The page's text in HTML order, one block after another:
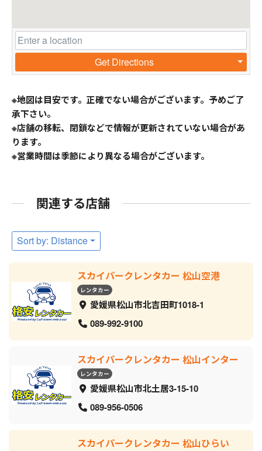
Get Directions
※地図は目安です。正確でない場合がございます。予めご了
承下さい。
※店舗の移転、閉鎖などで情報が更新されていない場合があ
ります。
※営業時間は季節により異なる場合がございます。
関連する店舗
Sort by: Distance
スカイパークレンタカー 松山空港
レンタカー
愛媛県松山市北吉田町1018-1
089-992-9100
スカイパークレンタカー 松山インター
レンタカー
愛媛県松山市北土居3-15-10
089-956-0506
スカイパークレンタカー 松山ひらい